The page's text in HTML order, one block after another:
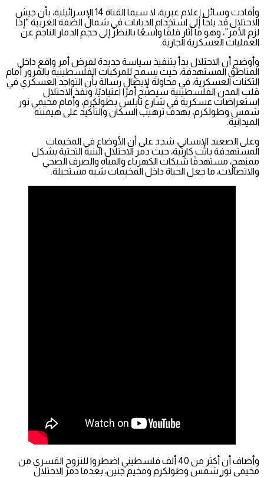
وأفادت وسائل إعلام عبرية، لا سيما القناة 14 الإسرائيلية، بأن جيش
الاحتلال قد يلجأ إلى استخدام الدبابات في شمال الضفة الغربية “إذا
لزم الأمر”، وهو ما أثار قلقًا واسعًا بالنظر إلى حجم الدمار الناجم عن
العمليات العسكرية الجارية.
وأوضح أن الاحتلال بدأ بتنفيذ سياسة جديدة لفرض أمر واقع داخل
المناطق المستهدفة، حيث يسمح للمركبات الفلسطينية بالمرور أمام
الثكنات العسكرية، في محاولة لإيصال رسالة بأن التواجد العسكري في
قلب المدن الفلسطينية سيصبح أمرًا اعتياديًا، ونفذ الاحتلال
استعراضات عسكرية في شارع نابلس بطولكرم، وأمام مخيمي نور
شمس وطولكرم، بهدف ترهيب السكان والتأكيد على هيمنته
الميدانية.
وعلى الصعيد الإنساني، شدد على أن الأوضاع في المخيمات
المستهدفة باتت كارثية، حيث دمر الاحتلال البنية التحتية بشكل
ممنهج، مستهدفًا شبكات الكهرباء والمياه والصرف الصحي
والاتصالات، ما جعل الحياة داخل المخيمات شبه مستحيلة.
وأضاف أن أكثر من 40 ألف فلسطيني اضطروا للنزوح القسري من
مخيمي نور شمس وطولكرم ومخيم جنين، بعدما دمر الاحتلال